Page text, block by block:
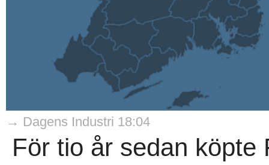
→ Dagens Industri 18:04
För tio år sedan köpte